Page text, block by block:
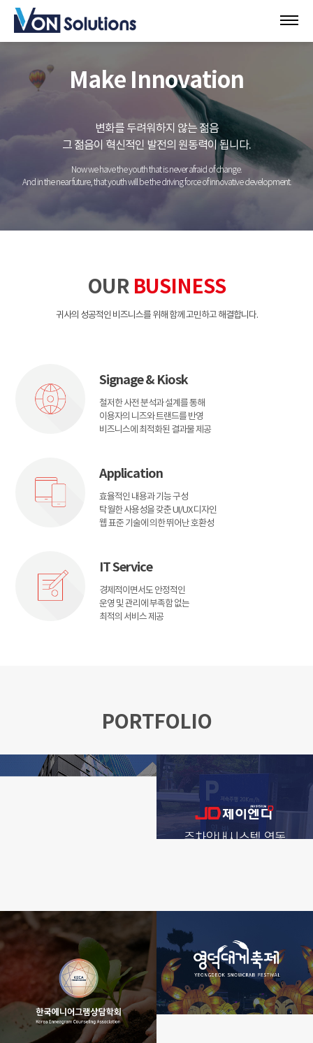
Make Innovation
변화를 두려워하지 않는 젊음
그 젊음이 혁신적인 발전의 원동력이 됩니다.
Now we have the youth that is never afraid of change.
And in the near future, that youth will be the driving force of innovative development.
OUR BUSINESS
귀사의 성공적인 비즈니스를 위해 함께 고민하고 해결합니다.
Signage & Kiosk
철저한 사전 분석과 설계를 통해
이용자의 니즈와 트랜드를 반영
비즈니스에 최적화된 결과물 제공
Application
효율적인 내용과 기능 구성
탁월한 사용성을 갖춘 UI/UX 디자인
웹 표준 기술에 의한 뛰어난 호환성
IT Service
경제적이면서도 안정적인
운영 및 관리에 부족함 없는
최적의 서비스 제공
PORTFOLIO